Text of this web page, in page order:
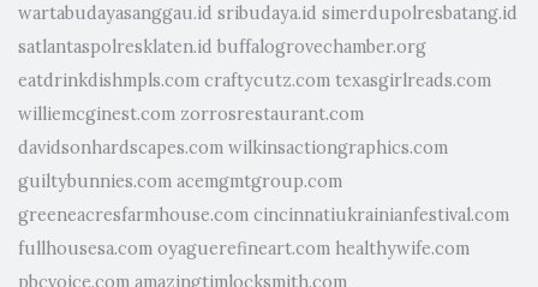
wartabudayasanggau.id sribudaya.id simerdupolresbatang.id
satlantaspolresklaten.id buffalogrovechamber.org
eatdrinkdishmpls.com craftycutz.com texasgirlreads.com
williemcginest.com zorrosrestaurant.com
davidsonhardscapes.com wilkinsactiongraphics.com
guiltybunnies.com acemgmtgroup.com
greeneacresfarmhouse.com cincinnatiukrainianfestival.com
fullhousesa.com oyaguerefineart.com healthywife.com
pbcvoice.com amazingtimlocksmith.com